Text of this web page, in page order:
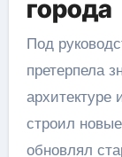
города
Под
претерпела
архитектуре
строил
обновлял